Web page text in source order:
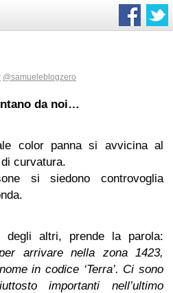
@samueleblogzero
da noi…
color panna si avvicina al
curvatura.
si siedono controvoglia
degli altri, prende la parola:
arrivare nella zona 1423,
in codice ‘Terra’. Ci sono
importanti nell’ultimo